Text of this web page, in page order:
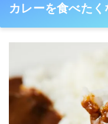
カレーを食べた